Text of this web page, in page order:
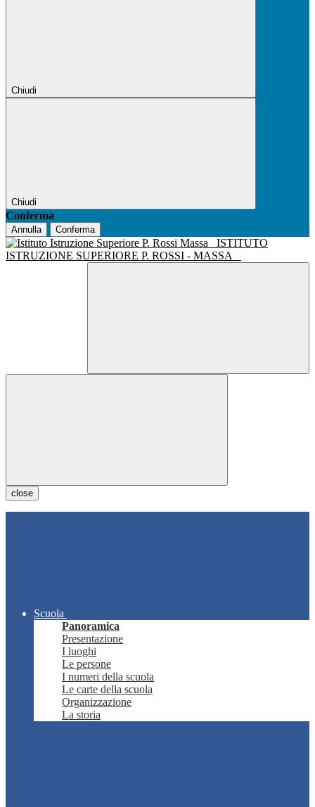
Chiudi
Chiudi
Conferma
Annulla Conferma
ISTITUTO
ISTRUZIONE SUPERIORE P. ROSSI - MASSA
close
Scuola
Panoramica
Presentazione
I luoghi
Le persone
I numeri della scuola
Le carte della scuola
Organizzazione
La storia